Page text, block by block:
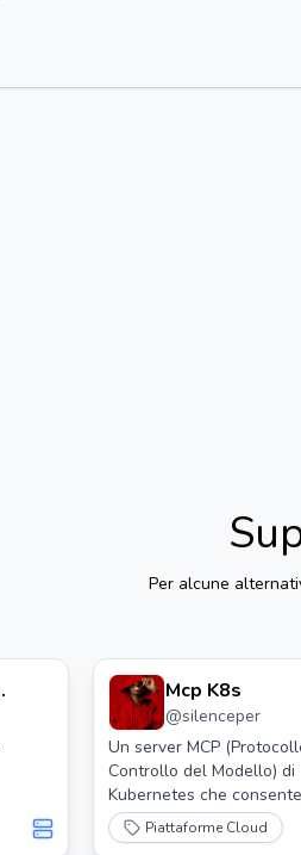
Per alcune
Mcp K8s
@silenceper
Un server MCP
Controllo del Modello) di
Kubernetes che consente
l'interazione con i cluster
Kubernetes tramite
Piattaforme Cloud